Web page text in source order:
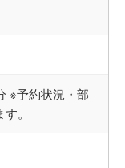
※予約状況・部
。